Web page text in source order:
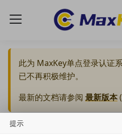
此为 MaxKey单点登录认证
已不再积极维护。
最新的文档请参阅 最新版本(
提示